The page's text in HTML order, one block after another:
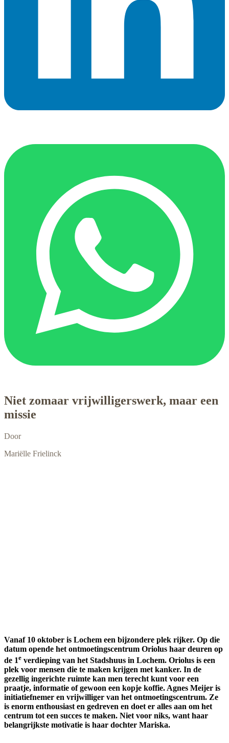
Niet zomaar vrijwilligerswerk, maar een
missie
Door
Mariëlle Frielinck
Vanaf 10 oktober is Lochem een bijzondere plek rijker. Op die
datum opende het ontmoetingscentrum Oriolus haar deuren op
de 1e verdieping van het Stadshuus in Lochem. Oriolus is een
plek voor mensen die te maken krijgen met kanker. In de
gezellig ingerichte ruimte kan men terecht kunt voor een
praatje, informatie of gewoon een kopje koffie. Agnes Meijer is
initiatiefnemer en vrijwilliger van het ontmoetingscentrum. Ze
is enorm enthousiast en gedreven en doet er alles aan om het
centrum tot een succes te maken. Niet voor niks, want haar
belangrijkste motivatie is haar dochter Mariska.